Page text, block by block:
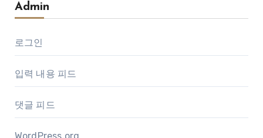
Admin
로그인
입력 내용 피드
댓글 피드